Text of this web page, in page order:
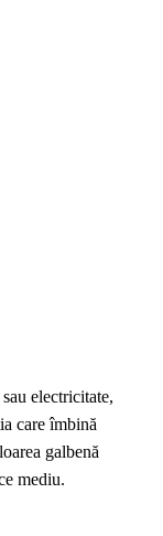
electricitate,
care îmbină
galbenă
mediu.